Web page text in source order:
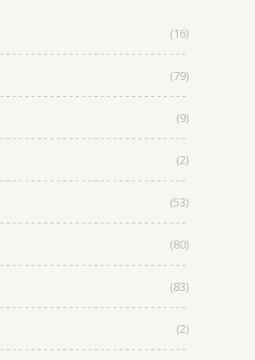
(16)
(79)
(9)
(2)
(53)
(80)
(83)
(2)